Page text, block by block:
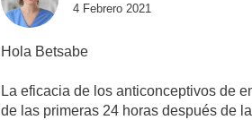
4 Febrero 2021
Hola Betsabe
La eficacia de los anticonceptivos de
de las primeras 24 horas después de